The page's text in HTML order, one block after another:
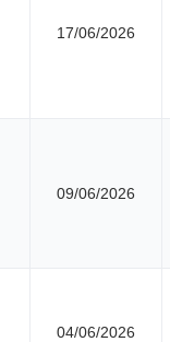
17/06/2026
09/06/2026
04/06/2026